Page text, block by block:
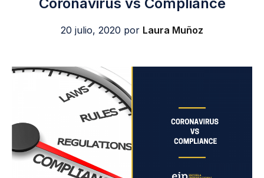
Coronavirus vs Compliance
20 julio, 2020 por Laura Muñoz